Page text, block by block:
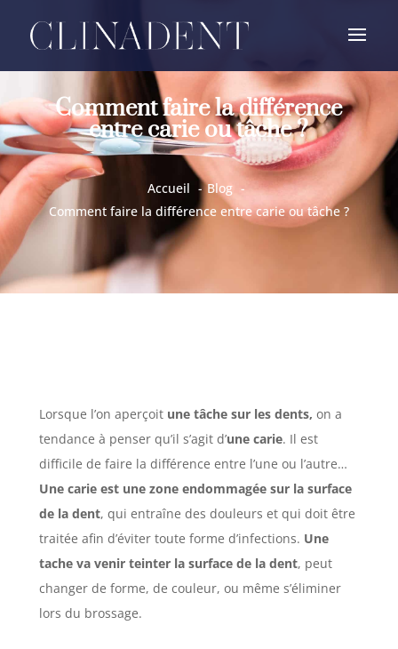
Comment faire la différence
entre carie ou tâche ?
Accueil
Blog
Comment faire la différence entre carie ou tâche ?
Lorsque l’on aperçoit une tâche sur les dents, on a
tendance à penser qu’il s’agit d’une carie. Il est
difficile de faire la différence entre l’une ou l’autre…
Une carie est une zone endommagée sur la surface
de la dent, qui entraîne des douleurs et qui doit être
traitée afin d’éviter toute forme d’infections. Une
tache va venir teinter la surface de la dent, peut
changer de forme, de couleur, ou même s’éliminer
lors du brossage.